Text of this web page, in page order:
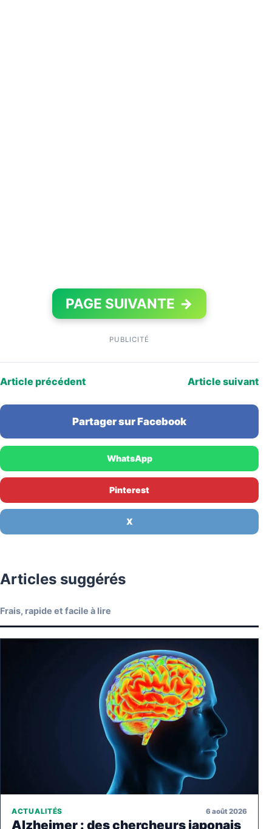
PAGE SUIVANTE →
PUBLICITÉ
Article précédent Article suivant
Partager sur Facebook
WhatsApp
Pinterest
X
Articles suggérés
Frais, rapide et facile à lire
ACTUALITÉS 6 août 2026
Alzheimer : des chercheurs japonais